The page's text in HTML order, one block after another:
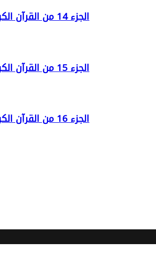
الجزء 14 من القرآن الكريم المصحف المصور
الجزء 15 من القرآن الكريم المصحف المصور
الجزء 16 من القرآن الكريم المصحف المصور